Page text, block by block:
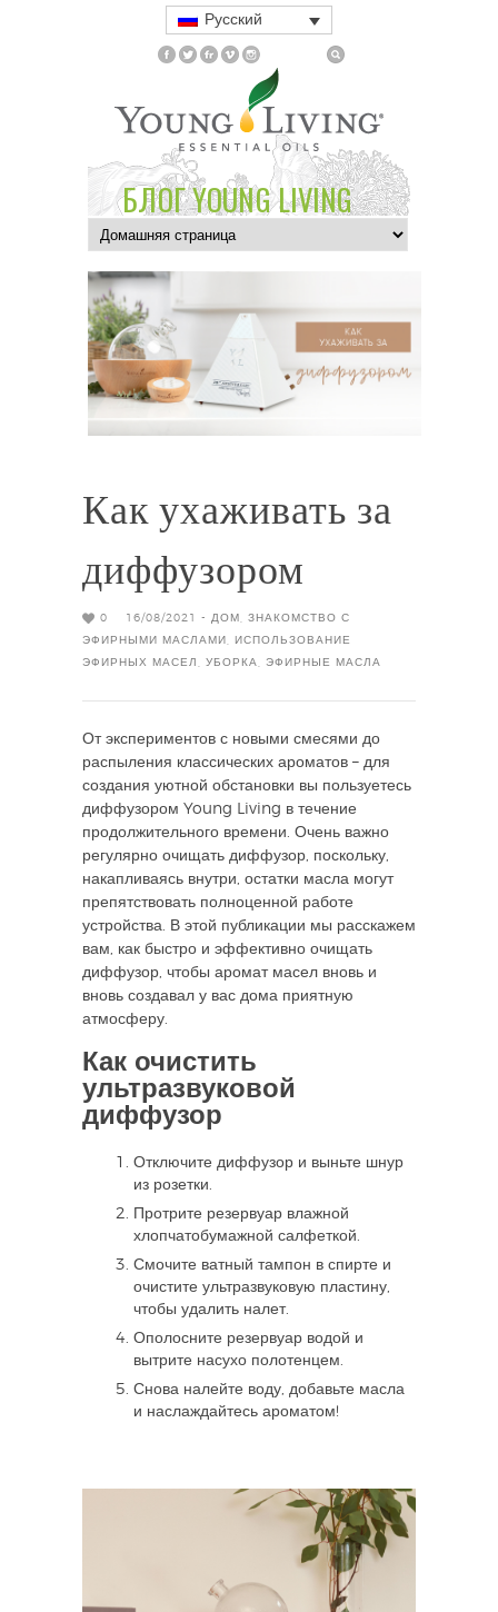
Русский
БЛОГ YOUNG LIVING
Как ухаживать за
диффузором
0 16/08/2021 - ДОМ
ЗНАКОМСТВО С
ЭФИРНЫМИ МАСЛАМИ
ИСПОЛЬЗОВАНИЕ
ЭФИРНЫХ МАСЕЛ
УБОРКА ЭФИРНЫЕ МАСЛА
От экспериментов с новыми смесями до
распыления классических ароматов – для
создания уютной обстановки вы пользуетесь
диффузором Young Living в течение
продолжительного времени. Очень важно
регулярно очищать диффузор, поскольку,
накапливаясь внутри, остатки масла могут
препятствовать полноценной работе
устройства. В этой публикации мы расскажем
вам, как быстро и эффективно очищать
диффузор, чтобы аромат масел вновь и
вновь создавал у вас дома приятную
атмосферу.
Как очистить
ультразвуковой
диффузор
Отключите диффузор и выньте шнур
из розетки.
Протрите резервуар влажной
хлопчатобумажной салфеткой.
Смочите ватный тампон в спирте и
очистите ультразвуковую пластину,
чтобы удалить налет.
Ополосните резервуар водой и
вытрите насухо полотенцем.
Снова налейте воду, добавьте масла
и наслаждайтесь ароматом!